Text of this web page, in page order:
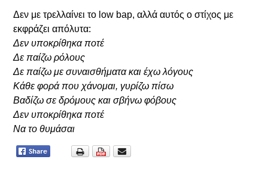
Δεν με τρελλαίνει το low bap, αλλά αυτός ο στίχος με
εκφράζει απόλυτα:
Δεν υποκρίθηκα ποτέ
Δε παίζω ρόλους
Δε παίζω με συναισθήματα και έχω λόγους
Κάθε φορά που χάνομαι, γυρίζω πίσω
Βαδίζω σε δρόμους και σβήνω φόβους
Δεν υποκρίθηκα ποτέ
Να το θυμάσαι